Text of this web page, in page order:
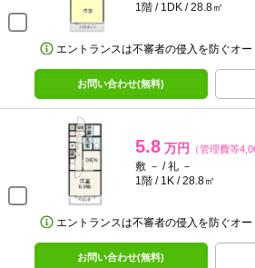
1階 / 1DK / 28.8㎡
エントランスは不審者の侵入を防ぐオー
お問い合わせ(無料)
5.8 万円 （管理費等
敷 － / 礼 －
1階 / 1K / 28.8㎡
エントランスは不審者の侵入を防ぐオー
お問い合わせ(無料)